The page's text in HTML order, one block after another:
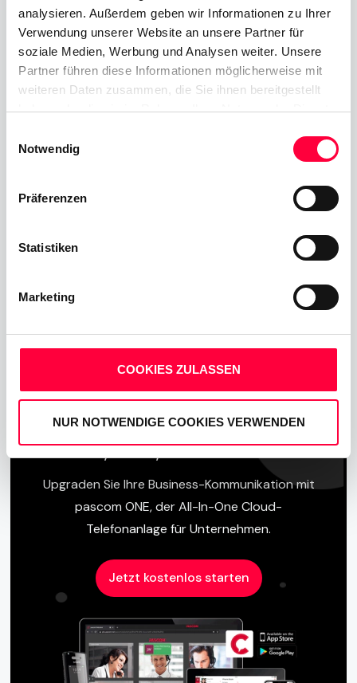
analysieren. Außerdem geben wir Informationen zu Ihrer
Verwendung unserer Website an unsere Partner für
soziale Medien, Werbung und Analysen weiter. Unsere
Partner führen diese Informationen möglicherweise mit
weiteren Daten zusammen, die Sie ihnen bereitgestellt
haben oder die sie im Rahmen Ihrer Nutzung der Dienste
Cookies, wenn Sie unsere Webseite weiterhin nutzen.
Notwendig
Präferenzen
Statistiken
Marketing
COOKIES ZULASSEN
NUR NOTWENDIGE COOKIES VERWENDEN
Mobile Device Management
Ähnliche
01.06.2023
All-IP
Andreas Grassl
Call, Chat, Share & Meet
Upgraden Sie Ihre Business-Kommunikation mit
pascom ONE, der All-In-One Cloud-
Telefonanlage für Unternehmen.
Jetzt kostenlos starten